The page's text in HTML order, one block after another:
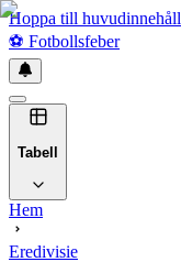
Hoppa till huvudinnehåll
⚽ Fotbollsfeber
Tabell
Hem
Eredivisie